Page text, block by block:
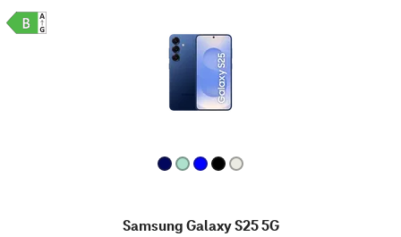
Samsung Galaxy S25 5G